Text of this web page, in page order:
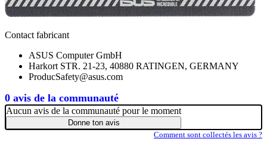
0 avis de la communauté
Contact fabricant
ASUS Computer GmbH
Harkort STR. 21-23, 40880 RATINGEN, GERMANY
ProducSafety@asus.com
Aucun avis de la communauté pour le moment
Donne ton avis
Comment sont collectés les avis ?